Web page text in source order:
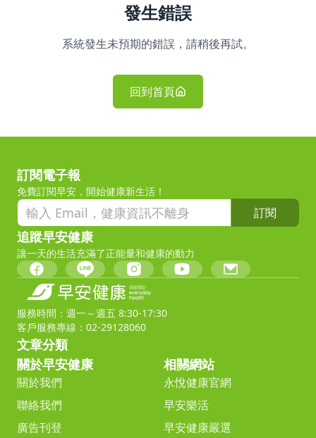
發生錯誤
系統發生未預期的錯誤，請稍後再試。
回到首頁
訂閱電子報
免費訂閱早安，開始健康新生活！
訂閱
追蹤早安健康
讓一天的生活充滿了正能量和健康的動力
服務時間：週一～週五 8:30-17:30
客戶服務專線：02-29128060
文章分類
關於早安健康
關於我們
聯絡我們
廣告刊登
相關網站
永悅健康官網
早安樂活
早安健康嚴選